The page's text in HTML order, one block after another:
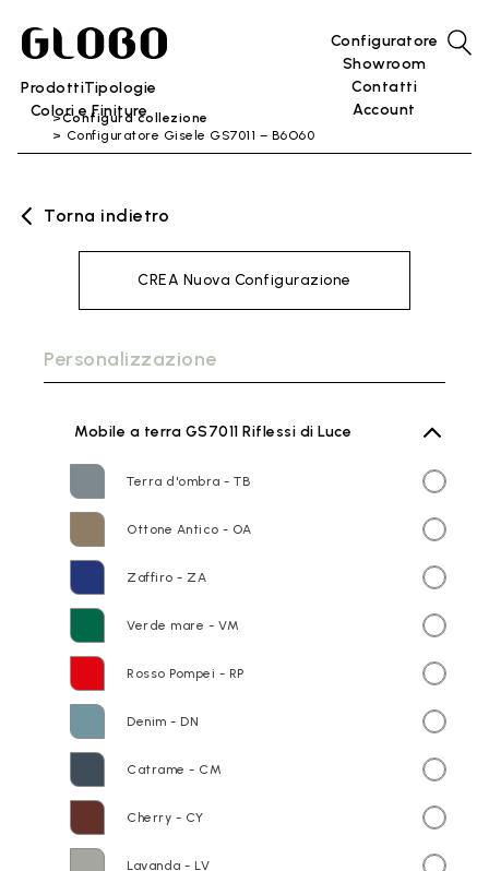
ProdottiTipologie
Colori e Finiture
Configuratore
Showroom
Contatti
Account
Configura collezione
Configuratore Gisele GS7011 – B6O60
Torna indietro
CREA Nuova Configurazione
Personalizzazione
Mobile a terra GS7011 Riflessi di Luce
Terra d'ombra - TB
Ottone Antico - OA
Zaffiro - ZA
Verde mare - VM
Rosso Pompei - RP
Denim - DN
Catrame - CM
Cherry - CY
Lavanda - LV